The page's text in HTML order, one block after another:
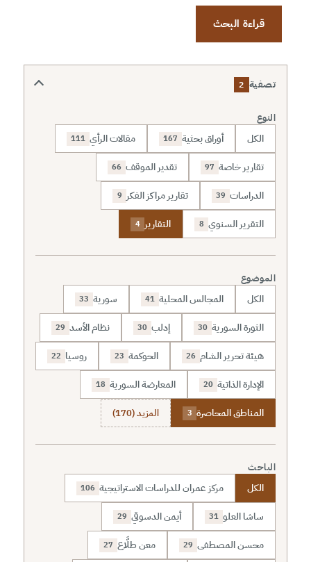
قراءة البحث
تصفية 2
النوع
الكل أوراق بحثية 167 مقالات الرأي 111
تقارير خاصة 97 تقدير الموقف 66
الدراسات 39 تقارير مراكز الفكر 9
التقرير السنوي 8 التقارير 4
الموضوع
الكل المجالس المحلية 41 سورية 33
الثورة السورية 30 إدلب 30 نظام الأسد 29
هيئة تحرير الشام 26 الحوكمة 23 روسيا 22
الإدارة الذاتية 20 المعارضة السورية 18
المناطق المحاصرة 3 المزيد (170)
الباحث
الكل مركز عمران للدراسات الاستراتيجية 106
ساشا العلو 31 أيمن الدسوقي 29
محسن المصطفى 29 معن طلَّاع 27